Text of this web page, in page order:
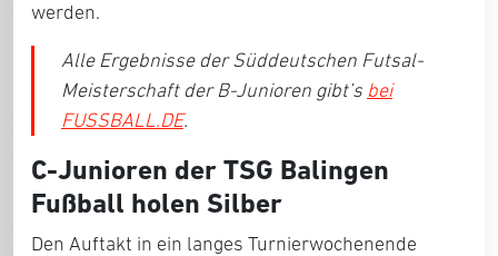
werden.
Alle Ergebnisse der Süddeutschen Futsal-
Meisterschaft der B-Junioren gibt’s bei
FUSSBALL.DE.
C-Junioren der TSG Balingen
Fußball holen Silber
Den Auftakt in ein langes Turnierwochenende